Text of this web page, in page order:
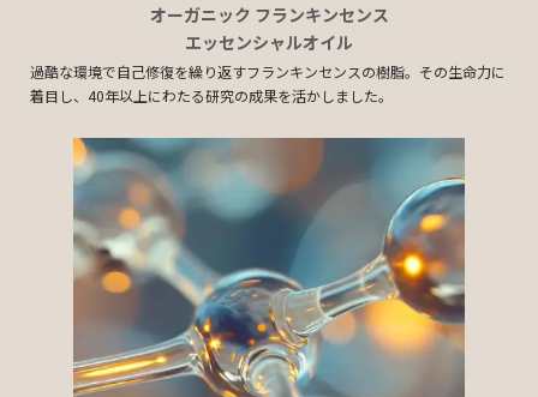
オーガニック フランキンセンス
エッセンシャルオイル
過酷な環境で自己修復を繰り返すフランキンセンスの樹脂。その生命力に
着目し、40年以上にわたる研究の成果を活かしました。